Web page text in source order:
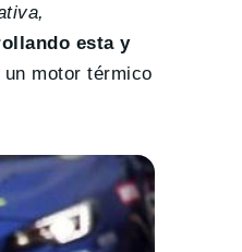
esta y
motor térmico